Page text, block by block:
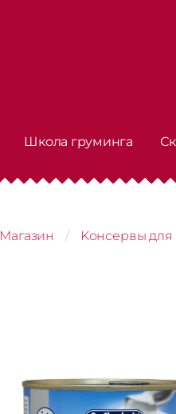
Школа груминга
Магазин Kонсервы для